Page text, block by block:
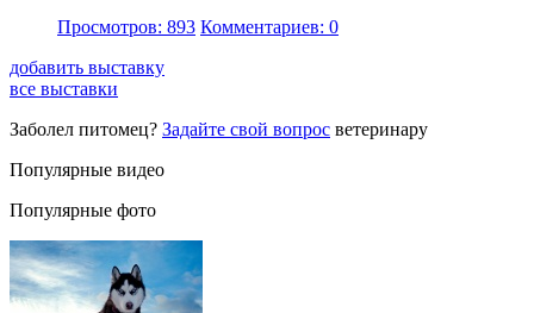
Просмотров: 893 Комментариев: 0
добавить выставку
все выставки
Заболел питомец? Задайте свой вопрос ветеринару
Популярные видео
Популярные фото